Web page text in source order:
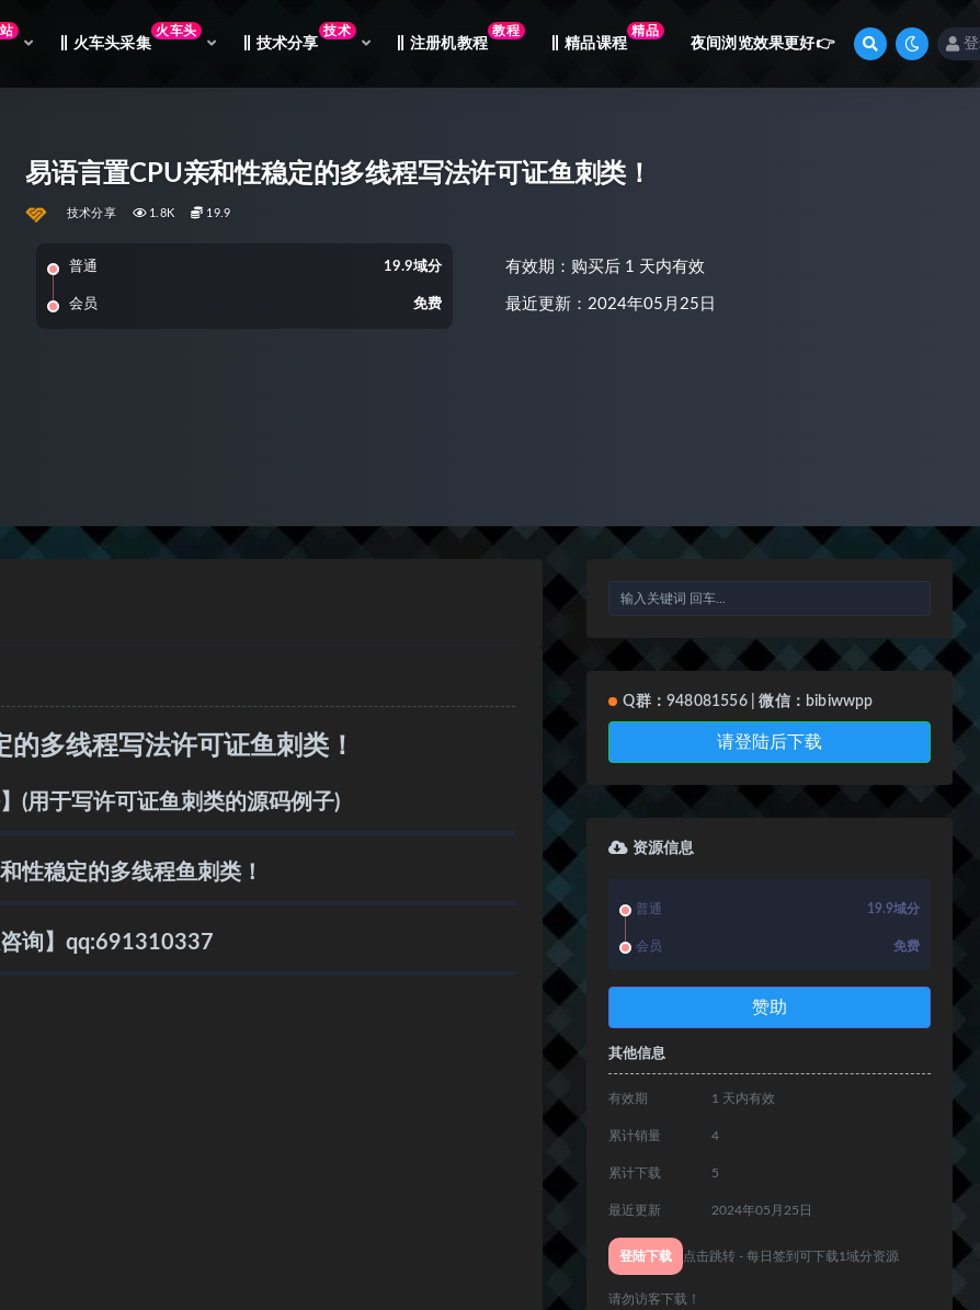
火车头采集
火车头
技术分享
技术
注册机教程
教程
精品课程
精品
夜间浏览效果更好👉
易语言置CPU亲和性稳定的多线程写法许可证鱼刺类！
技术分享 1.8K 19.9
普通 19.9域分
会员 免费
有效期：购买后 1 天内有效
最近更新：2024年05月25日
多线程写法许可证鱼刺类！
(用于写许可证鱼刺类的源码例子)
性稳定的多线程鱼刺类！
询】qq:691310337
Q群：948081556 | 微信：bibiwwpp
请登陆后下载
资源信息
普通 19.9域分
会员 免费
赞助
其他信息
有效期 1 天内有效
累计销量 4
累计下载 5
最近更新 2024年05月25日
登陆下载 点击跳转 - 每日签到可下载1域分资源
请勿访客下载！